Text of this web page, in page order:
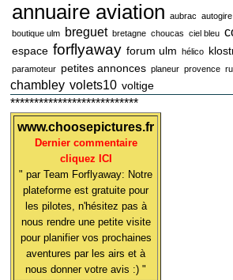
annuaire aviation aubrac autogire
boutique ulm breguet bretagne choucas ciel bleu
espace forflyaway forum ulm hélico
paramoteur petites annonces planeur provence
chambley volets10 voltige
***************************
www.choosepictures.fr
Dernier commentaire
cliquez ICI
" par Team Forflyaway: Notre
plateforme est gratuite pour
les pilotes, n'hésitez pas à
nous rendre une petite visite
pour planifier vos prochaines
aventures par les airs et à
nous donner votre avis :) "